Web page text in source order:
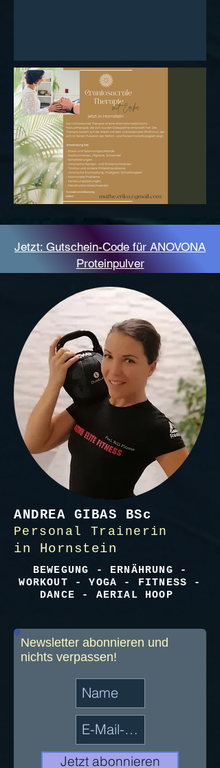
Jetzt: Gutschein-Code für ANOVONA
Proteinpulver
ANDREA GIBAS BSc
Personal Trainerin
in Hornstein
BEWEGUNG - ERNÄHRUNG -
WORKOUT - YOGA - FITNESS -
DANCE - AERIAL HOOP
Newsletter abonnieren und
nichts verpassen!
Jetzt abonnieren